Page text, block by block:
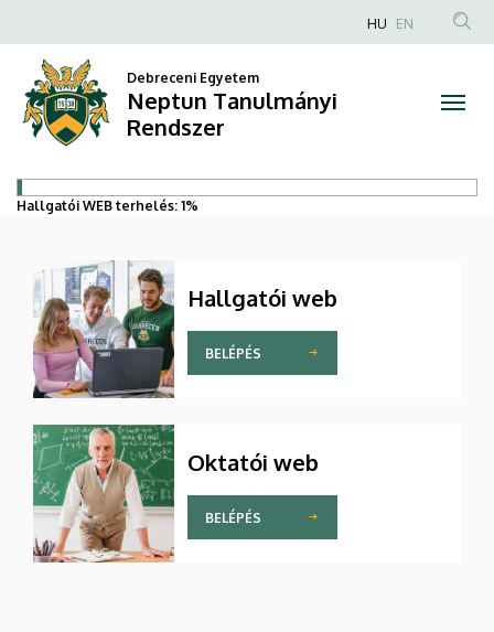
kapcsolatos
információk
Debreceni
Egyetem
oktatói
számára
Neptun
Tanulmányi
Rendszer
a
tartalomra
HU EN
Debreceni Egyetem
Neptun Tanulmányi
Rendszer
Hallgatói WEB terhelés: 1%
Hallgatói web
BELÉPÉS
Oktatói web
BELÉPÉS